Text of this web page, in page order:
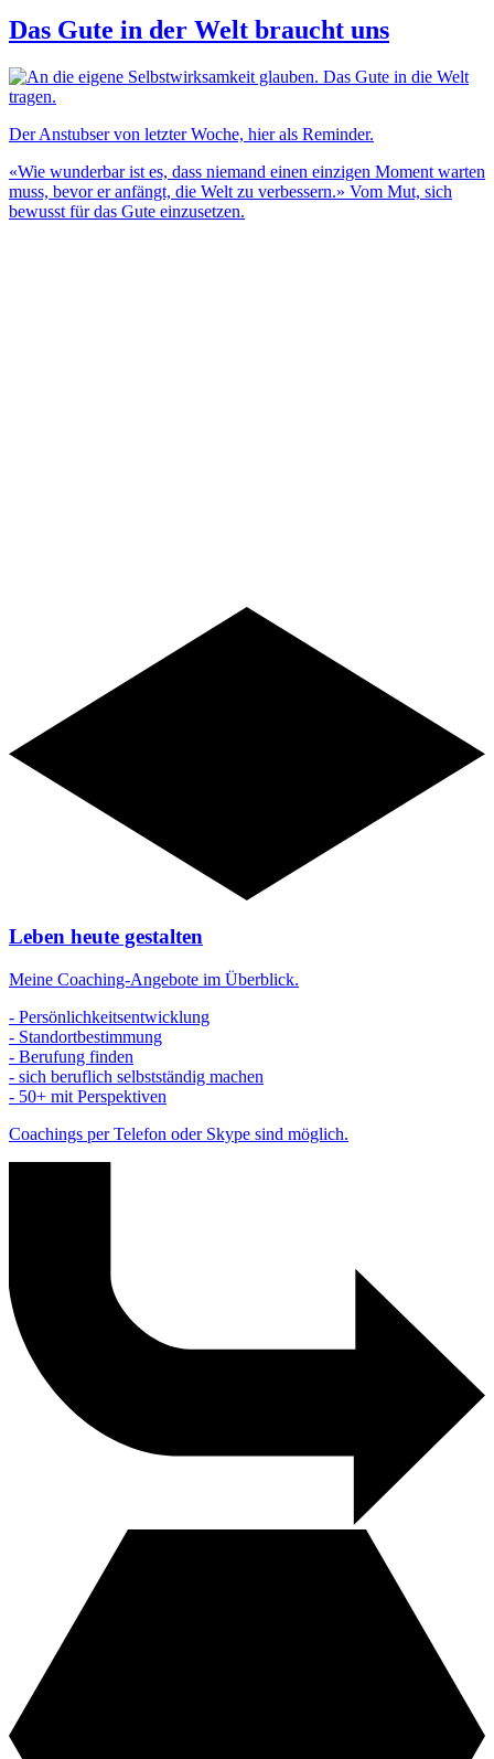
Das Gute in der Welt braucht uns
Der Anstubser von letzter Woche, hier als Reminder.
«Wie wunderbar ist es, dass niemand einen einzigen Moment warten
muss, bevor er anfängt, die Welt zu verbessern.» Vom Mut, sich
bewusst für das Gute einzusetzen.
Leben heute gestalten
Meine Coaching-Angebote im Überblick.
- Persönlichkeitsentwicklung
- Standortbestimmung
- Berufung finden
- sich beruflich selbstständig machen
- 50+ mit Perspektiven
Coachings per Telefon oder Skype sind möglich.